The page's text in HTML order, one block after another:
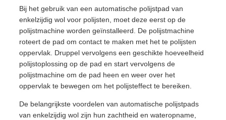
Bij het gebruik van een automatische polijstpad van
enkelzijdig wol voor polijsten, moet deze eerst op de
polijstmachine worden geïnstalleerd. De polijstmachine
roteert de pad om contact te maken met het te polijsten
oppervlak. Druppel vervolgens een geschikte hoeveelheid
polijstoplossing op de pad en start vervolgens de
polijstmachine om de pad heen en weer over het
oppervlak te bewegen om het polijsteffect te bereiken.
De belangrijkste voordelen van automatische polijstpads
van enkelzijdig wol zijn hun zachtheid en wateropname,